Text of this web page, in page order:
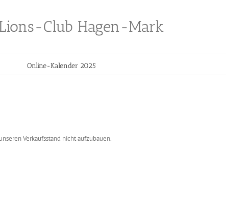
Club Hagen-Mark
Online-Kalender 2025
Verkaufsstand nicht aufzubauen.